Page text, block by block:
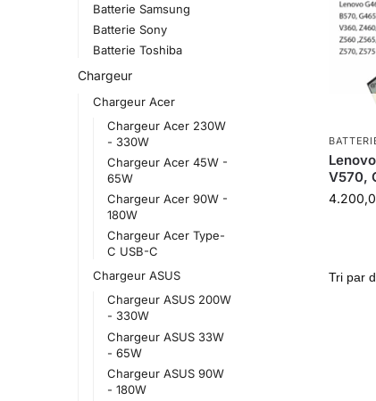
V570,
Batterie Samsung
Batterie Sony
Batterie Toshiba
Chargeur
Chargeur Acer
Chargeur Acer 230W
- 330W
Chargeur Acer 45W -
65W
Chargeur Acer 90W -
180W
Chargeur Acer Type-
C USB-C
Chargeur ASUS
Chargeur ASUS 200W
- 330W
Chargeur ASUS 33W
- 65W
Chargeur ASUS 90W
- 180W